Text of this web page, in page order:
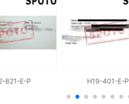
821-E-P H19-401-E-P